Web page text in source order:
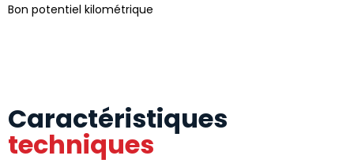
Bon potentiel kilométrique
Caractéristiques
techniques